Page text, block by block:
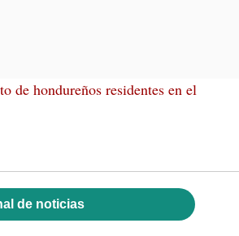
de hondureños residentes en el
de noticias